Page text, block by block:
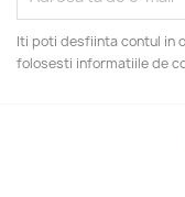
Iti poti desfiinta contul in
folosesti informatiile de